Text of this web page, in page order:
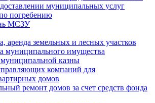
муниципальных услуг
погребению
МСЗУ
аренда земельных и лесных участков
муниципального имущества
казны
компаний для
домов
ремонт домов за счет средств фонда